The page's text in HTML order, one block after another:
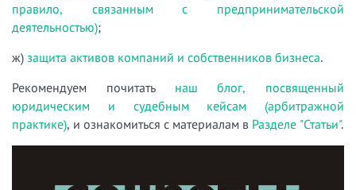
правило, связанным с предпринимательской
деятельностью);
ж) защита активов компаний и собственников бизнеса.
Рекомендуем почитать наш блог, посвященный
юридическим и судебным кейсам (арбитражной
практике), и ознакомиться с материалам в Разделе "Статьи".